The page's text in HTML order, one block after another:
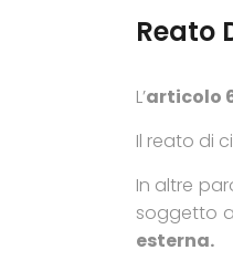
Reato
L’articolo
Il reato di
In altre
soggetto
esterna.